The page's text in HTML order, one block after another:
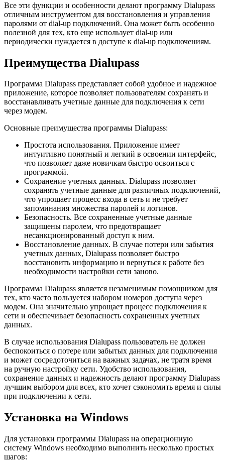
Все эти функции и особенности делают программу Dialupass
отличным инструментом для восстановления и управления
паролями от dial-up подключений. Она может быть особенно
полезной для тех, кто еще использует dial-up или
периодически нуждается в доступе к dial-up подключениям.
Преимущества Dialupass
Программа Dialupass представляет собой удобное и надежное
приложение, которое позволяет пользователям сохранять и
восстанавливать учетные данные для подключения к сети
через модем.
Основные преимущества программы Dialupass:
Простота использования. Приложение имеет
интуитивно понятный и легкий в освоении интерфейс,
что позволяет даже новичкам быстро освоиться с
программой.
Сохранение учетных данных. Dialupass позволяет
сохранять учетные данные для различных подключений,
что упрощает процесс входа в сеть и не требует
запоминания множества паролей и логинов.
Безопасность. Все сохраненные учетные данные
защищены паролем, что предотвращает
несанкционированный доступ к ним.
Восстановление данных. В случае потери или забытия
учетных данных, Dialupass позволяет быстро
восстановить информацию и вернуться к работе без
необходимости настройки сети заново.
Программа Dialupass является незаменимым помощником для
тех, кто часто пользуется набором номеров доступа через
модем. Она значительно упрощает процесс подключения к
сети и обеспечивает безопасность сохраненных учетных
данных.
В случае использования Dialupass пользователь не должен
беспокоиться о потере или забытых данных для подключения
и может сосредоточиться на важных задачах, не тратя время
на ручную настройку сети. Удобство использования,
сохранение данных и надежность делают программу Dialupass
лучшим выбором для всех, кто хочет сэкономить время и силы
при подключении к сети.
Установка на Windows
Для установки программы Dialupass на операционную
систему Windows необходимо выполнить несколько простых
шагов: